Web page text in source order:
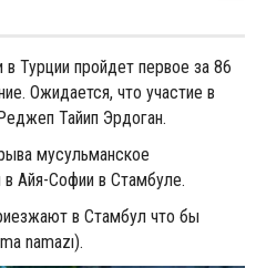
Турции пройдет первое за 86
Ожидается, что участие в
Тайип Эрдоган.
мусульманское
Айя-Софии в Стамбуле.
в Стамбул что бы
namazı).